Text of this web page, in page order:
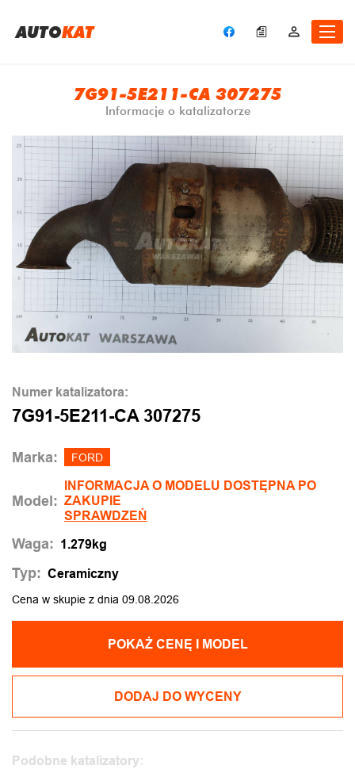
AUTOKAT
7G91-5E211-CA 307275
Informacje o katalizatorze
Numer katalizatora:
7G91-5E211-CA 307275
Marka: FORD
Model:
INFORMACJA O MODELU DOSTĘPNA PO
ZAKUPIE
SPRAWDZEŃ
Waga: 1.279kg
Typ: Ceramiczny
Cena w skupie z dnia 09.08.2026
POKAŻ CENĘ I MODEL
DODAJ DO WYCENY
Podobne katalizatory: